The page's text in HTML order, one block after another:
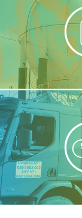
Citernes